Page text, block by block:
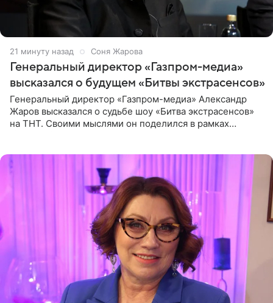
21 минуту назад Соня Жарова
Генеральный директор «Газпром-медиа»
высказался о будущем «Битвы экстрасенсов»
Генеральный директор «Газпром-медиа» Александр
Жаров высказался о судьбе шоу «Битва экстрасенсов»
на ТНТ. Своими мыслями он поделился в рамках